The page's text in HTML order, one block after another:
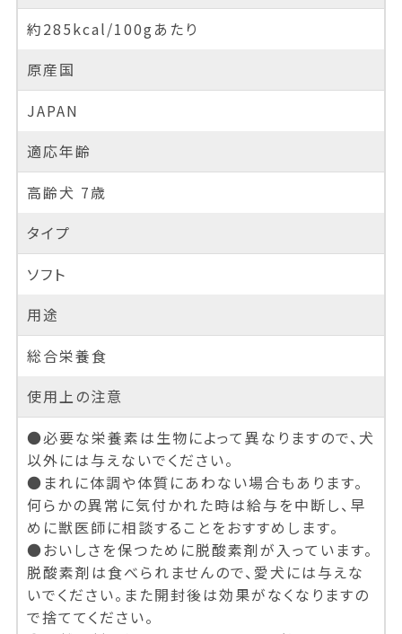
約285kcal/100gあたり
原産国
JAPAN
適応年齢
高齢犬 7歳
タイプ
ソフト
用途
総合栄養食
使用上の注意
●必要な栄養素は生物によって異なりますので、犬
以外には与えないでください。
●まれに体調や体質にあわない場合もあります。
何らかの異常に気付かれた時は給与を中断し、早
めに獣医師に相談することをおすすめします。
●おいしさを保つために脱酸素剤が入っています。
脱酸素剤は食べられませんので、愛犬には与えな
いでください。また開封後は効果がなくなりますの
で捨ててください。